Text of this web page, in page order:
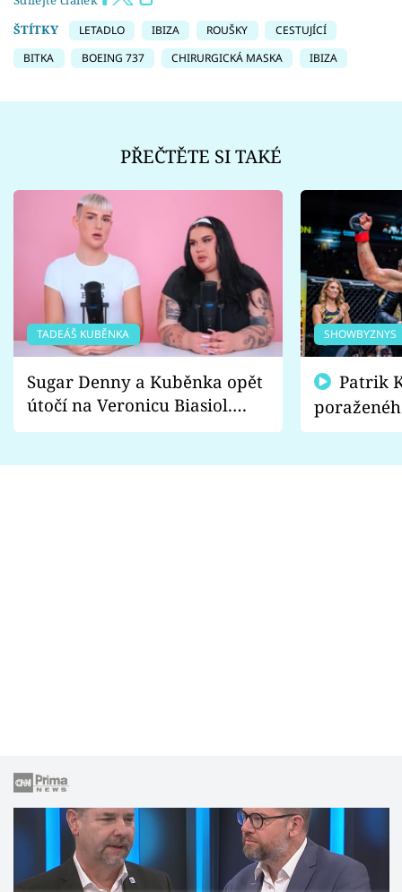
ŠTÍTKY
LETADLO IBIZA ROUŠKY
CESTUJÍCÍ
BITKA
BOEING 737 CHIRURGICKÁ MASKA IBIZA
PŘEČTĚTE SI TAKÉ
TADEÁŠ KUBĚNKA
Sugar Denny a Kuběnka opět
útočí na Veronicu Biasiol.
Proč je podle nich falešná a
SHOWBYZNYS
fanoušci